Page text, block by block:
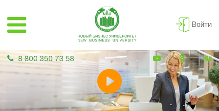
Войти
8 800 350 73 58